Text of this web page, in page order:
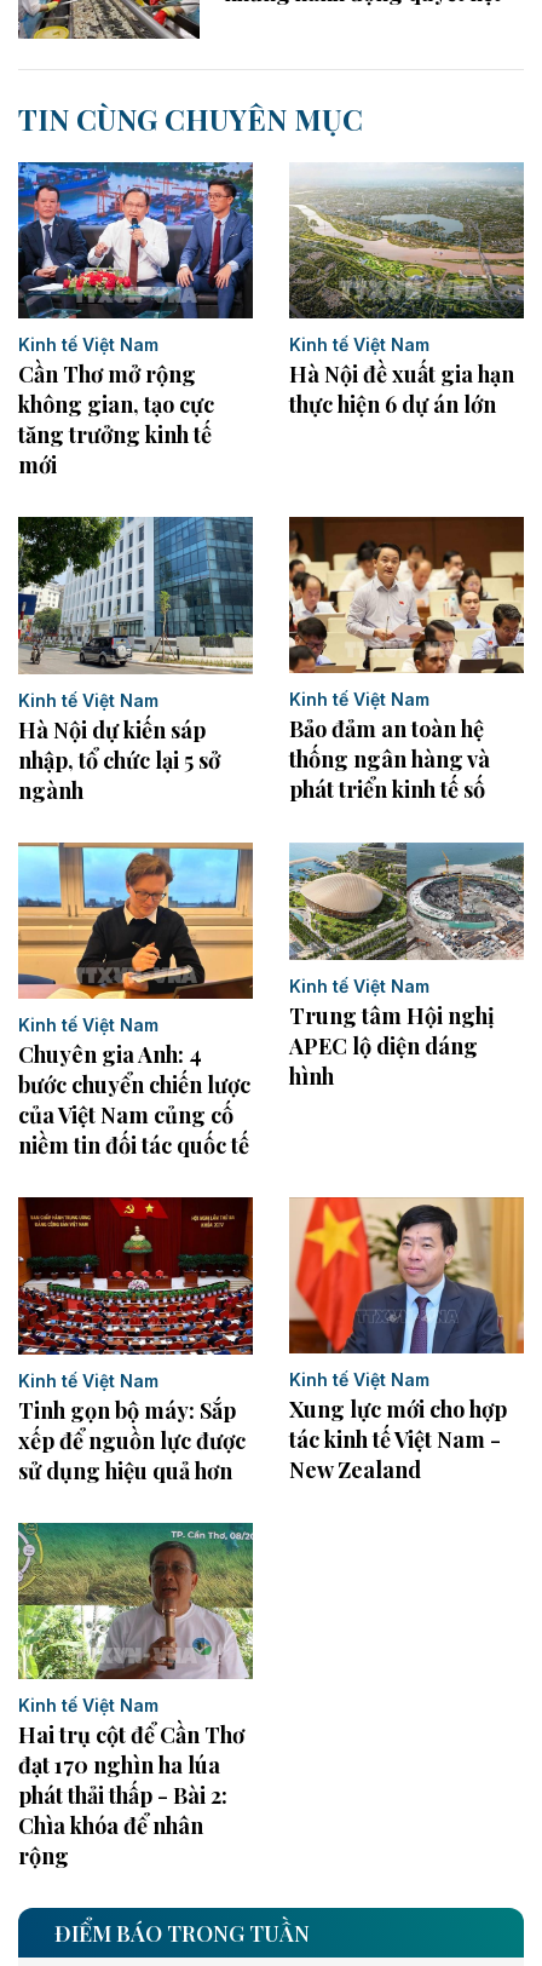
TIN CÙNG CHUYÊN MỤC
Kinh tế Việt Nam
Cần Thơ mở rộng
không gian, tạo cực
tăng trưởng kinh tế
mới
Kinh tế Việt Nam
Hà Nội đề xuất gia hạn
thực hiện 6 dự án lớn
Kinh tế Việt Nam
Hà Nội dự kiến sáp
nhập, tổ chức lại 5 sở
ngành
Kinh tế Việt Nam
Bảo đảm an toàn hệ
thống ngân hàng và
phát triển kinh tế số
Kinh tế Việt Nam
Chuyên gia Anh: 4
bước chuyển chiến lược
của Việt Nam củng cố
niềm tin đối tác quốc tế
Kinh tế Việt Nam
Trung tâm Hội nghị
APEC lộ diện dáng
hình
Kinh tế Việt Nam
Tinh gọn bộ máy: Sắp
xếp để nguồn lực được
sử dụng hiệu quả hơn
Kinh tế Việt Nam
Xung lực mới cho hợp
tác kinh tế Việt Nam -
New Zealand
Kinh tế Việt Nam
Hai trụ cột để Cần Thơ
đạt 170 nghìn ha lúa
phát thải thấp - Bài 2:
Chìa khóa để nhân
rộng
ĐIỂM BÁO TRONG TUẦN